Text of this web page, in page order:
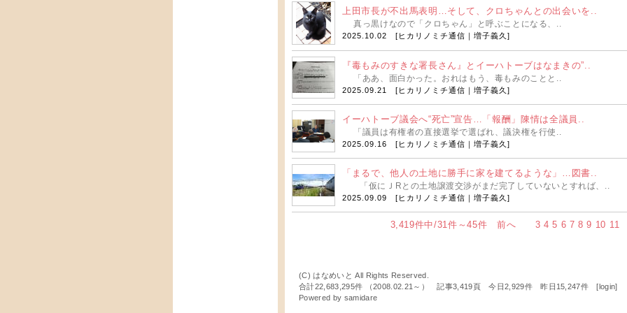
上田市長が不出馬表明…そして、クロちゃんとの出会いを..
真っ黒けなので「クロちゃん」と呼ぶことになる、..
2025.10.02 [ ヒカリノミチ通信｜増子義久 ]
『毒もみのすきな署長さん』とイーハトーブはなまきの”..
「ああ、面白かった。おれはもう、毒もみのことと..
2025.09.21 [ ヒカリノミチ通信｜増子義久 ]
イーハトーブ議会へ“死亡”宣告…「報酬」陳情は全議員..
「議員は有権者の直接選挙で選ばれ、議決権を行使..
2025.09.16 [ ヒカリノミチ通信｜増子義久 ]
「まるで、他人の土地に勝手に家を建てるような」…図書..
「仮にＪRとの土地譲渡交渉がまだ完了していないとすれば、..
2025.09.09 [ ヒカリノミチ通信｜増子義久 ]
3,419件中/31件～45件 前へ 3 4 5 6 7 8 9 10 11
(C) はなめいと All Rights Reserved.
合計22,683,295件 （2008.02.21～） 記事3,419頁 今日2,929件 昨日15,247件 [login]
Powered by samidare